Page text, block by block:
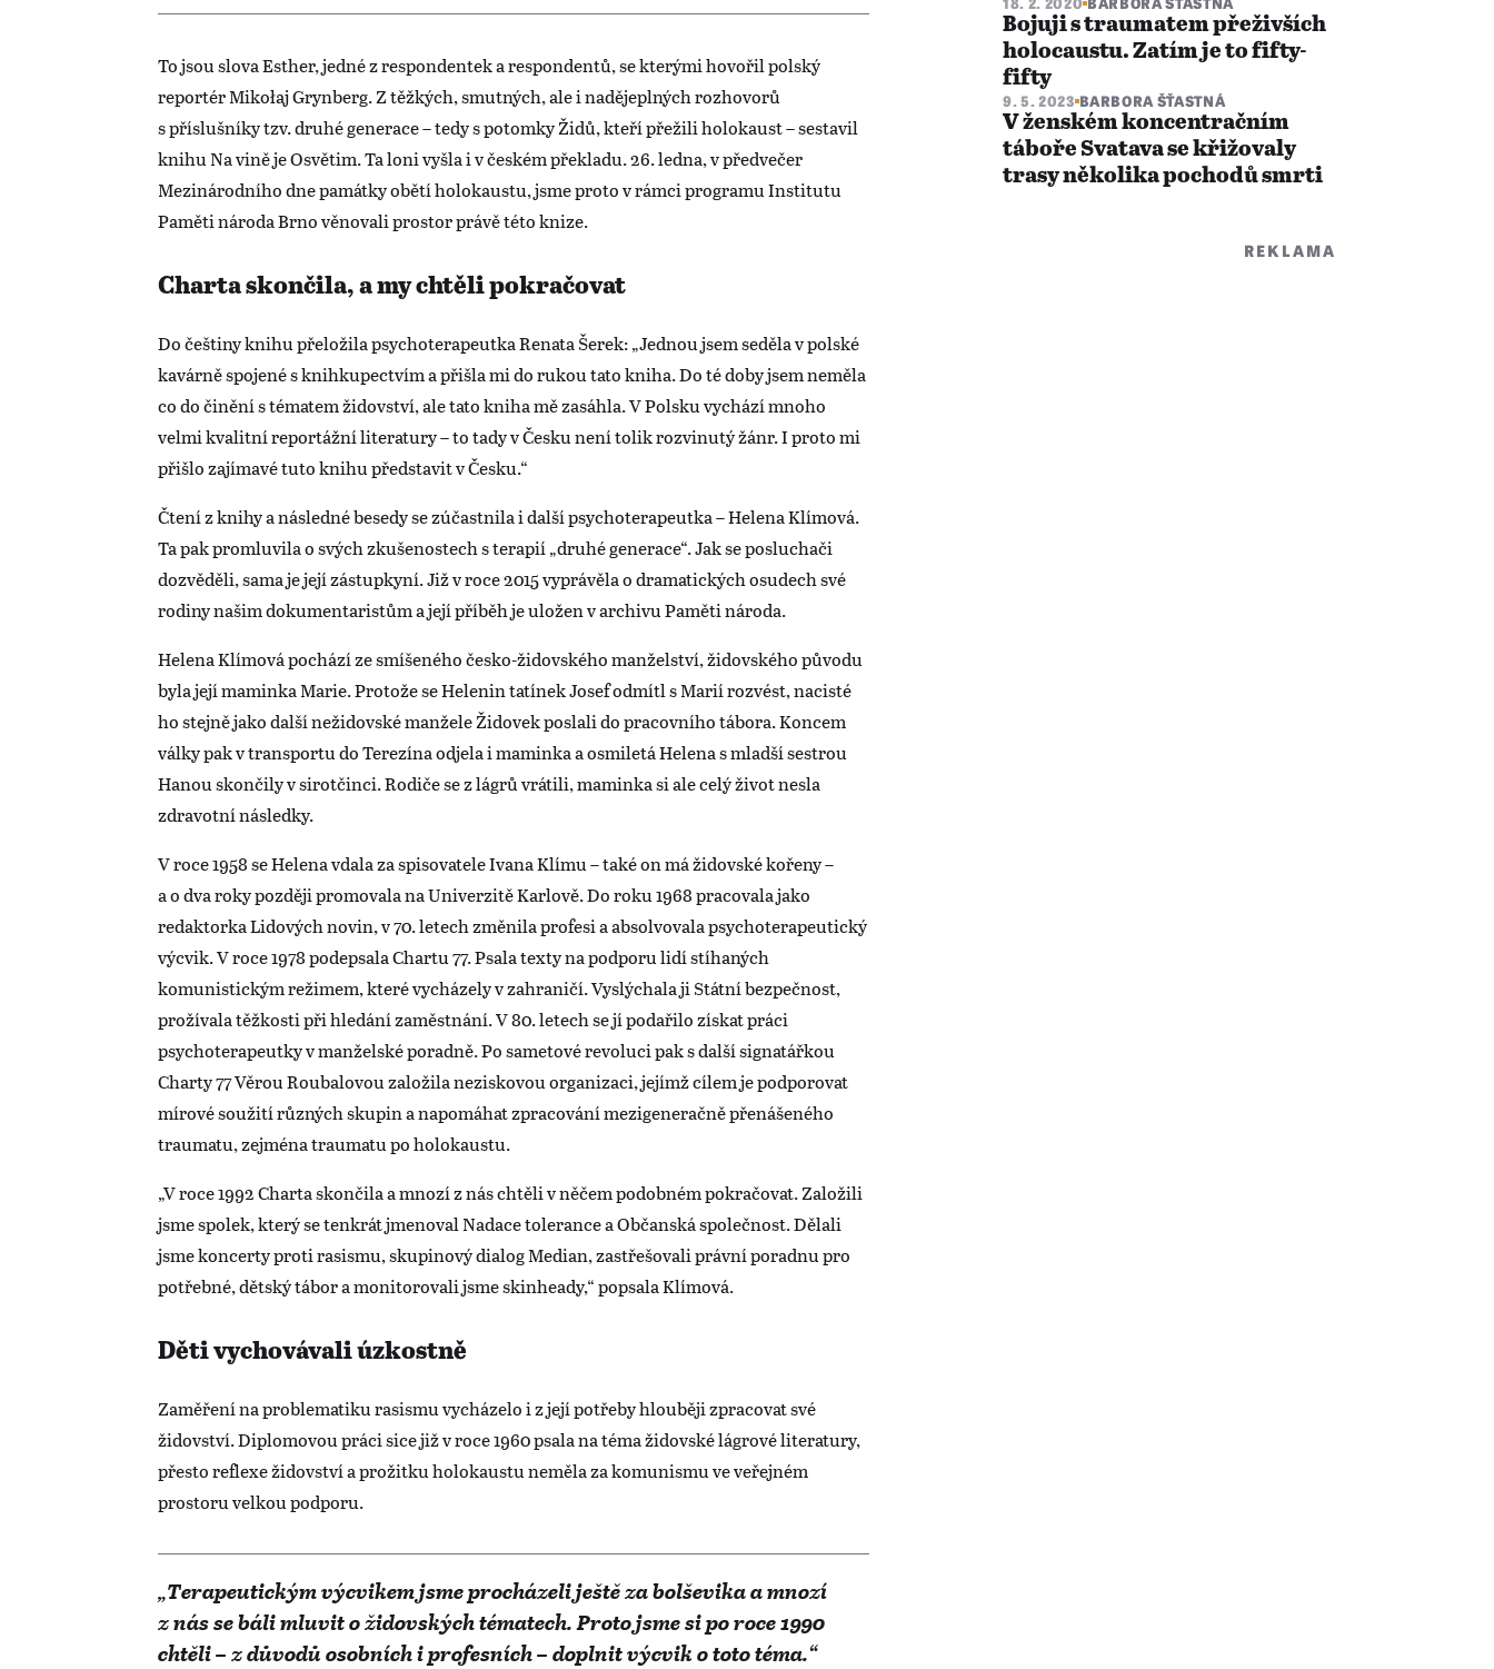
To jsou slova Esther, jedné z respondentek a respondentů, se kterými hovořil polský
reportér Mikołaj Grynberg. Z těžkých, smutných, ale i nadějeplných rozhovorů
s příslušníky tzv. druhé generace – tedy s potomky Židů, kteří přežili holokaust – sestavil
knihu Na vině je Osvětim. Ta loni vyšla i v českém překladu. 26. ledna, v předvečer
Mezinárodního dne památky obětí holokaustu, jsme proto v rámci programu Institutu
Paměti národa Brno věnovali prostor právě této knize.
Charta skončila, a my chtěli pokračovat
Do češtiny knihu přeložila psychoterapeutka Renata Šerek: „Jednou jsem seděla v polské
kavárně spojené s knihkupectvím a přišla mi do rukou tato kniha. Do té doby jsem neměla
co do činění s tématem židovství, ale tato kniha mě zasáhla. V Polsku vychází mnoho
velmi kvalitní reportážní literatury – to tady v Česku není tolik rozvinutý žánr. I proto mi
přišlo zajímavé tuto knihu představit v Česku.“
Čtení z knihy a následné besedy se zúčastnila i další psychoterapeutka – Helena Klímová.
Ta pak promluvila o svých zkušenostech s terapií „druhé generace“. Jak se posluchači
dozvěděli, sama je její zástupkyní. Již v roce 2015 vyprávěla o dramatických osudech své
rodiny našim dokumentaristům a její příběh je uložen v archivu Paměti národa.
Helena Klímová pochází ze smíšeného česko-židovského manželství, židovského původu
byla její maminka Marie. Protože se Helenin tatínek Josef odmítl s Marií rozvést, nacisté
ho stejně jako další nežidovské manžele Židovek poslali do pracovního tábora. Koncem
války pak v transportu do Terezína odjela i maminka a osmiletá Helena s mladší sestrou
Hanou skončily v sirotčinci. Rodiče se z lágrů vrátili, maminka si ale celý život nesla
zdravotní následky.
V roce 1958 se Helena vdala za spisovatele Ivana Klímu – také on má židovské kořeny –
a o dva roky později promovala na Univerzitě Karlově. Do roku 1968 pracovala jako
redaktorka Lidových novin, v 70. letech změnila profesi a absolvovala psychoterapeutický
výcvik. V roce 1978 podepsala Chartu 77. Psala texty na podporu lidí stíhaných
komunistickým režimem, které vycházely v zahraničí. Vyslýchala ji Státní bezpečnost,
prožívala těžkosti při hledání zaměstnání. V 80. letech se jí podařilo získat práci
psychoterapeutky v manželské poradně. Po sametové revoluci pak s další signatářkou
Charty 77 Věrou Roubalovou založila neziskovou organizaci, jejímž cílem je podporovat
mírové soužití různých skupin a napomáhat zpracování mezigeneračně přenášeného
traumatu, zejména traumatu po holokaustu.
„V roce 1992 Charta skončila a mnozí z nás chtěli v něčem podobném pokračovat. Založili
jsme spolek, který se tenkrát jmenoval Nadace tolerance a Občanská společnost. Dělali
jsme koncerty proti rasismu, skupinový dialog Median, zastřešovali právní poradnu pro
potřebné, dětský tábor a monitorovali jsme skinheady,“ popsala Klímová.
Děti vychovávali úzkostně
Zaměření na problematiku rasismu vycházelo i z její potřeby hlouběji zpracovat své
židovství. Diplomovou práci sice již v roce 1960 psala na téma židovské lágrové literatury,
přesto reflexe židovství a prožitku holokaustu neměla za komunismu ve veřejném
prostoru velkou podporu.
„Terapeutickým výcvikem jsme procházeli ještě za bolševika a mnozí
z nás se báli mluvit o židovských tématech. Proto jsme si po roce 1990
chtěli – z důvodů osobních i profesních – doplnit výcvik o toto téma.“
Bojuji s traumatem přeživších
holocaustu. Zatím je to fifty-
fifty
9. 5. 2023 BARBORA ŠŤASTNÁ
V ženském koncentračním
táboře Svatava se křižovaly
trasy několika pochodů smrti
REKLAMA